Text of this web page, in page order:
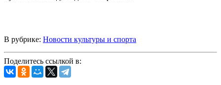
В рубрике: Новости культуры и спорта
Поделитесь ссылкой в: